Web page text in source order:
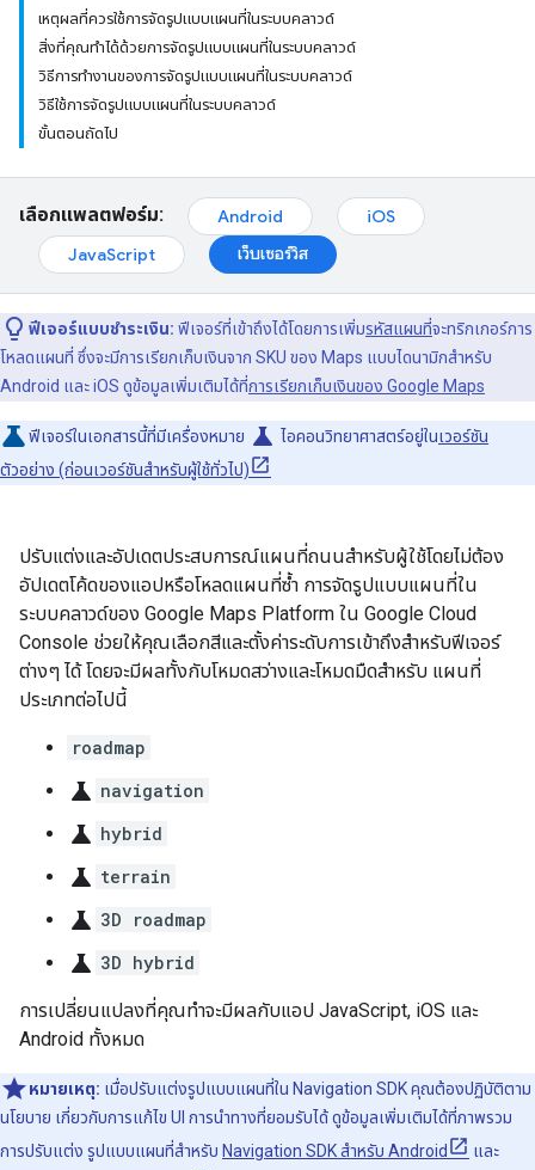
เหตุผลที่ควรใช้การจัดรูปแบบแผนที่ในระบบคลาวด์
สิ่งที่คุณทำได้ด้วยการจัดรูปแบบแผนที่ในระบบคลาวด์
วิธีการทำงานของการจัดรูปแบบแผนที่ในระบบคลาวด์
วิธีใช้การจัดรูปแบบแผนที่ในระบบคลาวด์
ขั้นตอนถัดไป
เลือกแพลตฟอร์ม: Android
iOS
JavaScript
เว็บเซอร์วิส
ฟีเจอร์แบบชำระเงิน: ฟีเจอร์ที่เข้าถึงได้โดยการเพิ่มรหัสแผนที่จะทริกเกอร์การ
โหลดแผนที่ ซึ่งจะมีการเรียกเก็บเงินจาก SKU ของ Maps แบบไดนามิกสำหรับ
Android และ iOS ดูข้อมูลเพิ่มเติมได้ที่การเรียกเก็บเงินของ Google Maps
ฟีเจอร์ในเอกสารนี้ที่มีเครื่องหมาย science ไอคอนวิทยาศาสตร์อยู่ในเวอร์ชัน
ตัวอย่าง (ก่อนเวอร์ชันสำหรับผู้ใช้ทั่วไป)
ปรับแต่งและอัปเดตประสบการณ์แผนที่ถนนสำหรับผู้ใช้โดยไม่ต้อง
อัปเดตโค้ดของแอปหรือโหลดแผนที่ซ้ำ การจัดรูปแบบแผนที่ใน
ระบบคลาวด์ของ Google Maps Platform ใน Google Cloud
Console ช่วยให้คุณเลือกสีและตั้งค่าระดับการเข้าถึงสำหรับฟีเจอร์
ต่างๆ ได้ โดยจะมีผลทั้งกับโหมดสว่างและโหมดมืดสำหรับ แผนที่
ประเภทต่อไปนี้
roadmap
science navigation
science hybrid
science terrain
science 3D roadmap
science 3D hybrid
การเปลี่ยนแปลงที่คุณทำจะมีผลกับแอป JavaScript, iOS และ
Android ทั้งหมด
หมายเหตุ: เมื่อปรับแต่งรูปแบบแผนที่ใน Navigation SDK คุณต้องปฏิบัติตาม
นโยบาย เกี่ยวกับการแก้ไข UI การนำทางที่ยอมรับได้ ดูข้อมูลเพิ่มเติมได้ที่ภาพรวม
การปรับแต่ง รูปแบบแผนที่สําหรับ Navigation SDK สําหรับ Android
และ